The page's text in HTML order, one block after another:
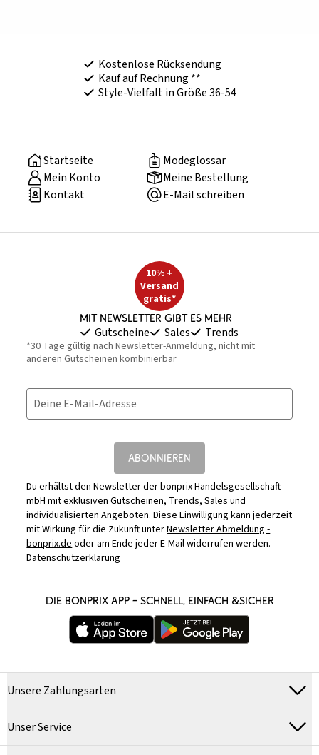
Kostenlose Rücksendung
Kauf auf Rechnung **
Style-Vielfalt in Größe 36-54
Startseite
Modeglossar
Mein Konto
Meine Bestellung
Kontakt
E-Mail schreiben
10% +
Versand
gratis*
Mit Newsletter gibt es mehr
Gutscheine Sales Trends
*30 Tage gültig nach Newsletter-Anmeldung, nicht mit
anderen Gutscheinen kombinierbar
Deine E-Mail-Adresse
ABONNIEREN
Du erhältst den Newsletter der bonprix Handelsgesellschaft
mbH mit exklusiven Gutscheinen, Trends, Sales und
individualisierten Angeboten. Diese Einwilligung kann jederzeit
mit Wirkung für die Zukunft unterNewsletter Abmeldung -
bonprix.deoder am Ende jeder E-Mail widerrufen werden.
Datenschutzerklärung
DIE BONPRIX APP – SCHNELL, EINFACH &SICHER
Unsere Zahlungsarten
Unser Service